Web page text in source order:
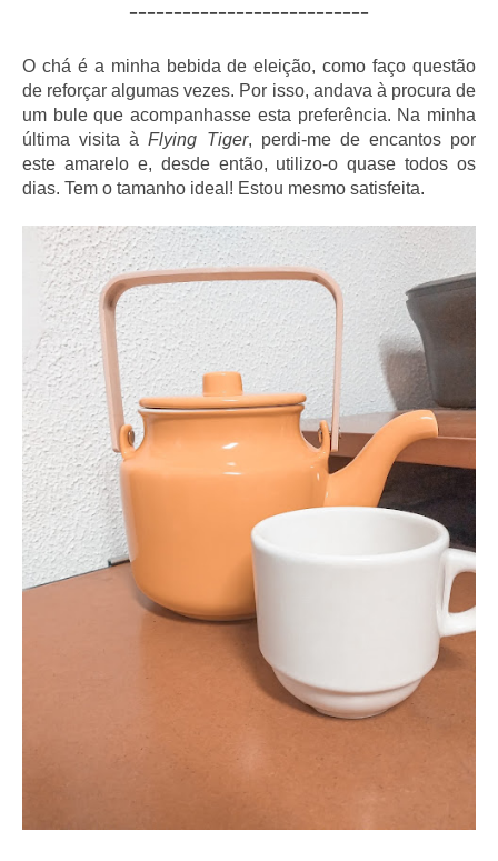
---------------------------
O chá é a minha bebida de eleição, como faço questão
de reforçar algumas vezes. Por isso, andava à procura de
um bule que acompanhasse esta preferência. Na minha
última visita àFlying Tiger, perdi-me de encantos por
este amarelo e, desde então, utilizo-o quase todos os
dias. Tem o tamanho ideal! Estou mesmo satisfeita.